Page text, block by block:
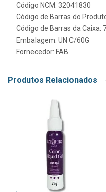
Código NCM: 32041830
Código de Barras do
Código de Barras da Caixa:
Embalagem: UN C/60G
Fornecedor: FAB
Produtos Relacionados